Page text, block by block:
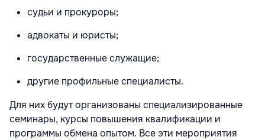
судьи и прокуроры;
адвокаты и юристы;
государственные служащие;
другие профильные специалисты.
Для них будут организованы специализированные
семинары, курсы повышения квалификации и
программы обмена опытом. Все эти мероприятия